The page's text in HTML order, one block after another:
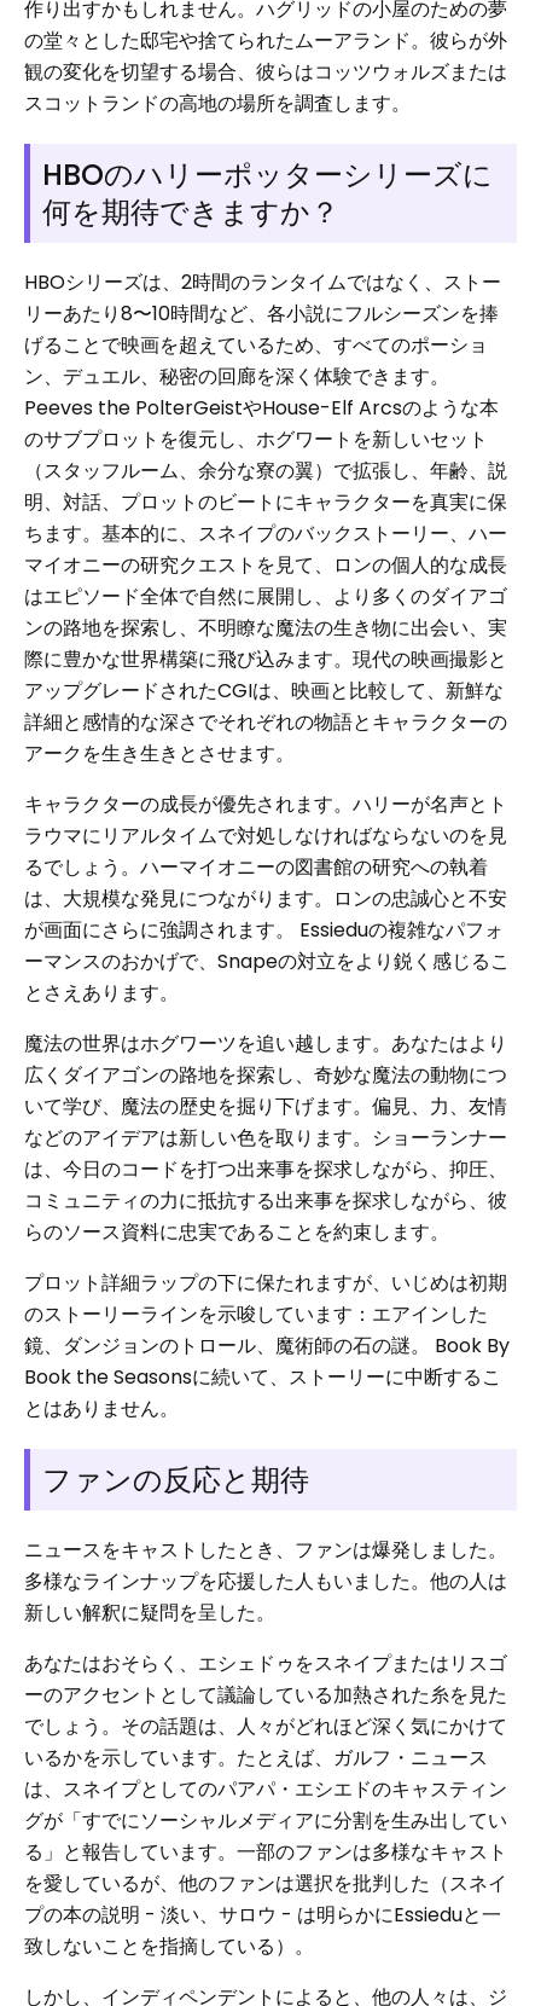
作り出すかもしれません。ハグリッドの小屋のための夢
の堂々とした邸宅や捨てられたムーアランド。彼らが外
観の変化を切望する場合、彼らはコッツウォルズまたは
スコットランドの高地の場所を調査します。
HBOのハリーポッターシリーズに
何を期待できますか？
HBOシリーズは、2時間のランタイムではなく、ストー
リーあたり8〜10時間など、各小説にフルシーズンを捧
げることで映画を超えているため、すべてのポーショ
ン、デュエル、秘密の回廊を深く体験できます。
Peeves the PolterGeistやHouse-Elf Arcsのような本
のサブプロットを復元し、ホグワートを新しいセット
（スタッフルーム、余分な寮の翼）で拡張し、年齢、説
明、対話、プロットのビートにキャラクターを真実に保
ちます。基本的に、スネイプのバックストーリー、ハー
マイオニーの研究クエストを見て、ロンの個人的な成長
はエピソード全体で自然に展開し、より多くのダイアゴ
ンの路地を探索し、不明瞭な魔法の生き物に出会い、実
際に豊かな世界構築に飛び込みます。現代の映画撮影と
アップグレードされたCGIは、映画と比較して、新鮮な
詳細と感情的な深さでそれぞれの物語とキャラクターの
アークを生き生きとさせます。
キャラクターの成長が優先されます。ハリーが名声とト
ラウマにリアルタイムで対処しなければならないのを見
るでしょう。ハーマイオニーの図書館の研究への執着
は、大規模な発見につながります。ロンの忠誠心と不安
が画面にさらに強調されます。 Essieduの複雑なパフォ
ーマンスのおかげで、Snapeの対立をより鋭く感じるこ
とさえあります。
魔法の世界はホグワーツを追い越します。あなたはより
広くダイアゴンの路地を探索し、奇妙な魔法の動物につ
いて学び、魔法の歴史を掘り下げます。偏見、力、友情
などのアイデアは新しい色を取ります。ショーランナー
は、今日のコードを打つ出来事を探求しながら、抑圧、
コミュニティの力に抵抗する出来事を探求しながら、彼
らのソース資料に忠実であることを約束します。
プロット詳細ラップの下に保たれますが、いじめは初期
のストーリーラインを示唆しています：エアインした
鏡、ダンジョンのトロール、魔術師の石の謎。 Book By
Book the Seasonsに続いて、ストーリーに中断するこ
とはありません。
ファンの反応と期待
ニュースをキャストしたとき、ファンは爆発しました。
多様なラインナップを応援した人もいました。他の人は
新しい解釈に疑問を呈した。
あなたはおそらく、エシェドゥをスネイプまたはリスゴ
ーのアクセントとして議論している加熱された糸を見た
でしょう。その話題は、人々がどれほど深く気にかけて
いるかを示しています。たとえば、ガルフ・ニュース
は、スネイプとしてのパアパ・エシエドのキャスティン
グが「すでにソーシャルメディアに分割を生み出してい
る」と報告しています。一部のファンは多様なキャスト
を愛しているが、他のファンは選択を批判した（スネイ
プの本の説明 - 淡い、サロウ - は明らかにEssieduと一
致しないことを指摘している）。
しかし、インディペンデントによると、他の人々は、ジ